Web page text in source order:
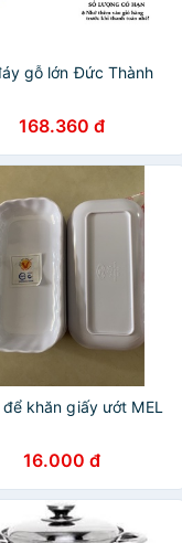
gỗ lớn Đức Thành
168.360 đ
khăn giấy ướt MEL
16.000 đ